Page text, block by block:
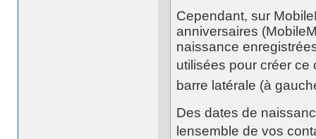
Cependant, sur
anniversaires
naissance
utilisées pour créer ce
barre latérale (à
Des dates de
lensemble de vos